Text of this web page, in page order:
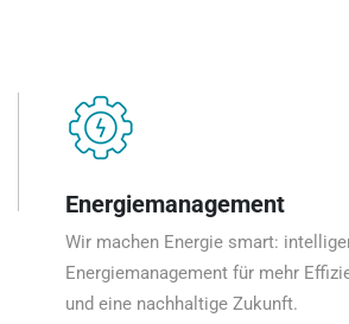
Energiemanagement
Wir machen Energie smart:
Energiemanagement für mehr
und eine nachhaltige Zukunft.